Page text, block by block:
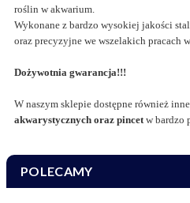
roślin w akwarium.
Wykonane z bardzo wysokiej jakości
oraz precyzyjne we wszelakich pracach
Dożywotnia gwarancja!!!
W naszym sklepie dostępne również
akwarystycznych oraz pincet w bardzo
POLECAMY